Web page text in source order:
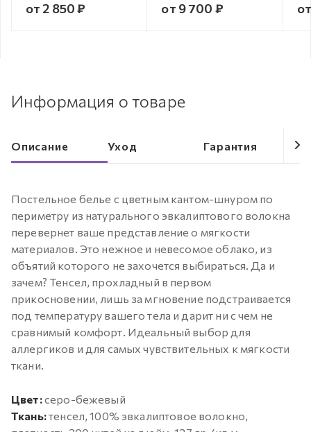
от 2 850 ₽ от 9 700 ₽
Информация о товаре
Описание Уход Гарантия
Постельное белье с цветным кантом-шнуром по
периметру из натурального эвкалиптового волокна
перевернет ваше представление о мягкости
материалов. Это нежное и невесомое облако, из
объятий которого не захочется выбираться. Да и
зачем? Тенсел, прохладный в первом
прикосновении, лишь за мгновение подстраивается
под температуру вашего тела и дарит ни с чем не
сравнимый комфорт. Идеальный выбор для
аллергиков и для самых чувствительных к мягкости
ткани.
Цвет:серо-бежевый
Ткань:тенсел, 100% эвкалиптовое волокно,